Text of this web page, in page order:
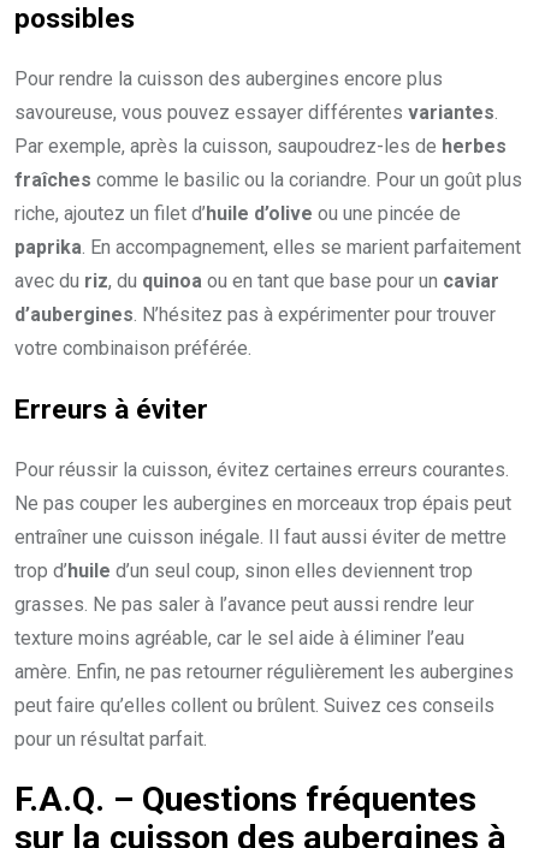
possibles
Pour rendre la cuisson des aubergines encore plus
savoureuse, vous pouvez essayer différentes variantes.
Par exemple, après la cuisson, saupoudrez-les de herbes
fraîches comme le basilic ou la coriandre. Pour un goût plus
riche, ajoutez un filet d’huile d’olive ou une pincée de
paprika. En accompagnement, elles se marient parfaitement
avec du riz, du quinoa ou en tant que base pour un caviar
d’aubergines. N’hésitez pas à expérimenter pour trouver
votre combinaison préférée.
Erreurs à éviter
Pour réussir la cuisson, évitez certaines erreurs courantes.
Ne pas couper les aubergines en morceaux trop épais peut
entraîner une cuisson inégale. Il faut aussi éviter de mettre
trop d’huile d’un seul coup, sinon elles deviennent trop
grasses. Ne pas saler à l’avance peut aussi rendre leur
texture moins agréable, car le sel aide à éliminer l’eau
amère. Enfin, ne pas retourner régulièrement les aubergines
peut faire qu’elles collent ou brûlent. Suivez ces conseils
pour un résultat parfait.
F.A.Q. – Questions fréquentes
sur la cuisson des aubergines à